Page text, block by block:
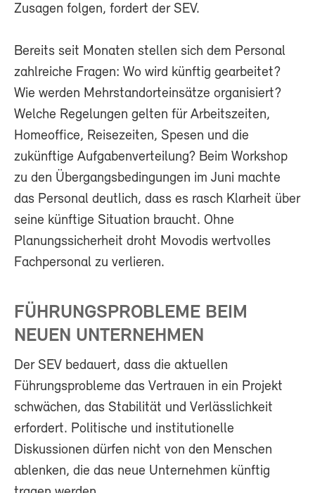
Zusagen folgen, fordert der SEV.
Bereits seit Monaten stellen sich dem Personal
zahlreiche Fragen: Wo wird künftig gearbeitet?
Wie werden Mehrstandorteinsätze organisiert?
Welche Regelungen gelten für Arbeitszeiten,
Homeoffice, Reisezeiten, Spesen und die
zukünftige Aufgabenverteilung? Beim Workshop
zu den Übergangsbedingungen im Juni machte
das Personal deutlich, dass es rasch Klarheit über
seine künftige Situation braucht. Ohne
Planungssicherheit droht Movodis wertvolles
Fachpersonal zu verlieren.
FÜHRUNGSPROBLEME BEIM
NEUEN UNTERNEHMEN
Der SEV bedauert, dass die aktuellen
Führungsprobleme das Vertrauen in ein Projekt
schwächen, das Stabilität und Verlässlichkeit
erfordert. Politische und institutionelle
Diskussionen dürfen nicht von den Menschen
ablenken, die das neue Unternehmen künftig